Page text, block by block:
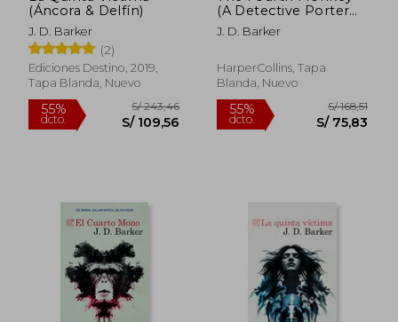
dcto. S/ 98,82
(Áncora & Delfín)
J. D. Barker
(2)
Ediciones Destino, 2019,
Tapa Blanda, Nuevo
(A Detective Porter
novel) (en Inglés)
J. D. Barker
HarperCollins, Tapa
Blanda, Nuevo